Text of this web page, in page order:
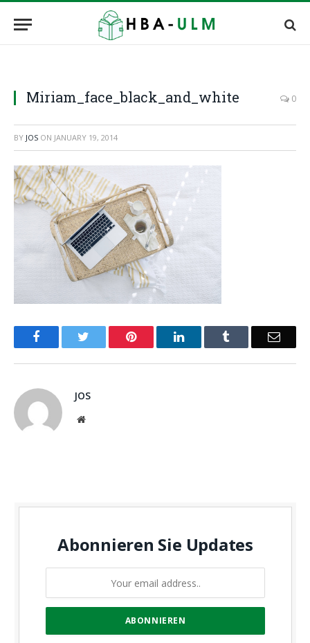
Miriam_face_black_and_white 0
BY JOS ON JANUARY 19, 2014
Facebook Pinterest LinkedIn Email
JOS
Website
Abonnieren Sie Updates